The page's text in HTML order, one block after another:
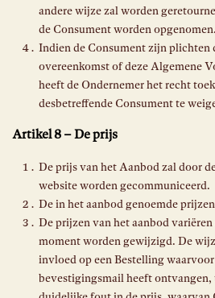
andere wijze zal worden
de Consument worden opgenomen.
Indien de Consument zijn
overeenkomst of deze Algemene
heeft de Ondernemer het recht
desbetreffende Consument te
Artikel 8 – De prijs
De prijs van het Aanbod zal door
website worden gecommuniceerd.
De in het aanbod genoemde
De prijzen van het aanbod
moment worden gewijzigd. De
invloed op een Bestelling
bevestigingsmail heeft ontvangen,